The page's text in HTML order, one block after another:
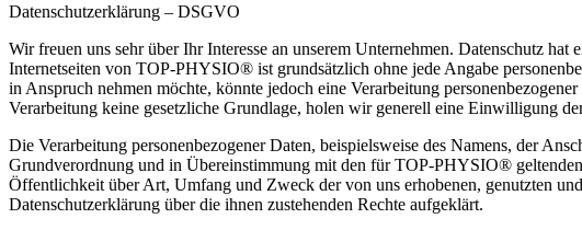
Datenschutzerklärung – DSGVO
Wir freuen uns sehr über Ihr Interesse an unserem Unternehmen. Datenschutz
Internetseiten von TOP-PHYSIO® ist grundsätzlich ohne jede Angabe
in Anspruch nehmen möchte, könnte jedoch eine Verarbeitung
Verarbeitung keine gesetzliche Grundlage, holen wir generell eine Einwilligung
Die Verarbeitung personenbezogener Daten, beispielsweise des Namens, der
Grundverordnung und in Übereinstimmung mit den für TOP-PHYSIO®
Öffentlichkeit über Art, Umfang und Zweck der von uns erhobenen, genutzten
Datenschutzerklärung über die ihnen zustehenden Rechte aufgeklärt.